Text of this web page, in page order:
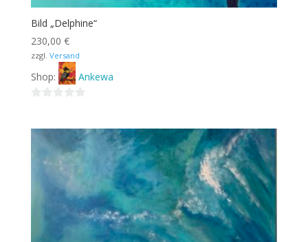
Bild „Delphine“
230,00 €
zzgl. Versand
Shop: Ankewa